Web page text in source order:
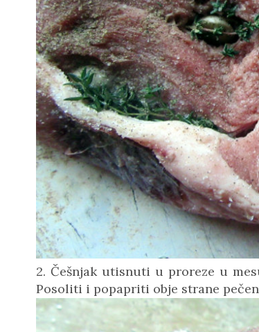
2. Češnjak utisnuti u proreze u
Posoliti i popapriti obje strane